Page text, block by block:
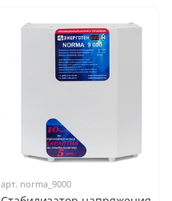
арт. norma_9000